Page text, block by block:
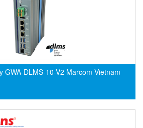
S.R.L Vietnam
GWA-DLMS-10-V2 Marcom Vietnam